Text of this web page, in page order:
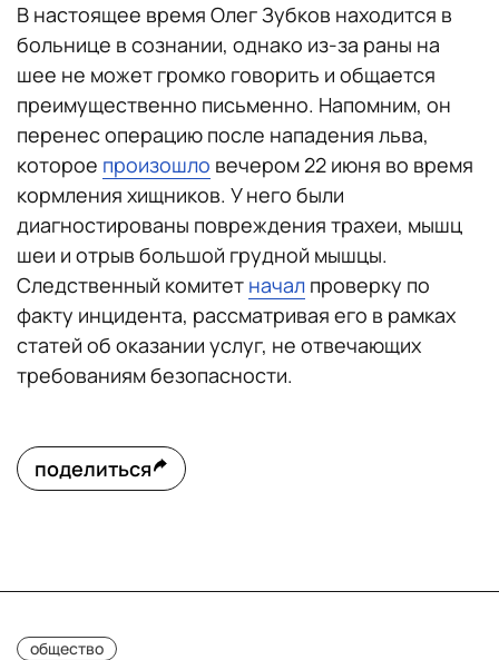
В настоящее время Олег Зубков находится в
больнице в сознании, однако из-за раны на
шее не может громко говорить и общается
преимущественно письменно. Напомним, он
перенес операцию после нападения льва,
которое произошло вечером 22 июня во время
кормления хищников. У него были
диагностированы повреждения трахеи, мышц
шеи и отрыв большой грудной мышцы.
Следственный комитет начал проверку по
факту инцидента, рассматривая его в рамках
статей об оказании услуг, не отвечающих
требованиям безопасности.
поделиться
общество